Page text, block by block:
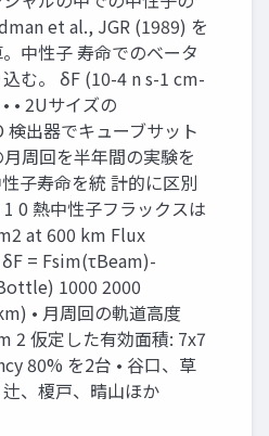
et al., JGR (1989) を
中性子 寿命でのベータ
む。 δF (10-4 n s-1 cm-
• 2Uサイズの
検出器でキューブサット
周回を半年間の実験を
子寿命を統 計的に区別
0 熱中性子フラックスは
at 600 km Flux
= Fsim(τBeam)-
1000 2000
• 月周回の軌道高度
2 仮定した有効面積: 7x7
80% を2台 • 谷口、草
、榎戸、晴山ほか